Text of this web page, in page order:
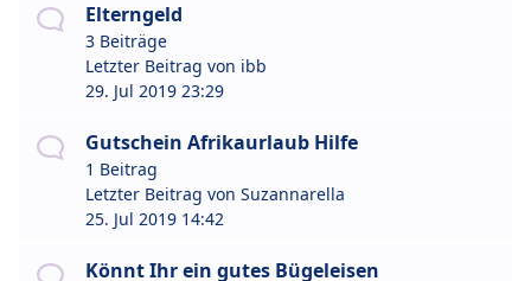
Elterngeld
3 Beiträge
Letzter Beitrag von ibb
29. Jul 2019 23:29
Gutschein Afrikaurlaub Hilfe
1 Beitrag
Letzter Beitrag von Suzannarella
25. Jul 2019 14:42
Könnt Ihr ein gutes Bügeleisen